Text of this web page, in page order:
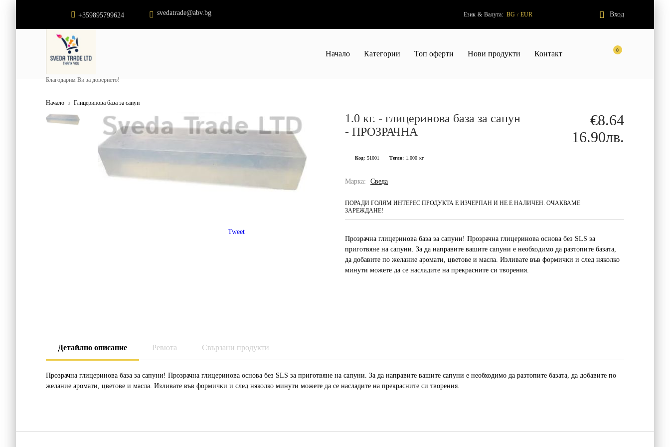
+359895799624 svedatrade@abv.bg Език & Валута: BG / EUR Вход
Благодарим Ви за доверието!
0
Начало Категории Топ оферти Нови продукти Контакт
Начало Глицеринова база за сапун
Tweet
1.0 кг. - глицеринова база за сапун
- ПРОЗРАЧНА
€8.64
16.90лв.
Код: 51001 Тегло: 1.000 кг
Марка: Сведа
ПОРАДИ ГОЛЯМ ИНТЕРЕС ПРОДУКТА Е ИЗЧЕРПАН И НЕ Е НАЛИЧЕН. ОЧАКВАМЕ
ЗАРЕЖДАНЕ!
Прозрачна глицеринова база за сапуни! Прозрачна глицеринова основа без SLS за
приготвяне на сапуни. За да направите вашите сапуни е необходимо да разтопите базата,
да добавите по желание аромати, цветове и масла. Изливате във формички и след няколко
минути можете да се насладите на прекрасните си творения.
Детайлно описание Ревюта Свързани продукти
Прозрачна глицеринова база за сапуни! Прозрачна глицеринова основа без SLS за приготвяне на сапуни. За да направите вашите сапуни е необходимо да разтопите базата, да добавите по
желание аромати, цветове и масла. Изливате във формички и след няколко минути можете да се насладите на прекрасните си творения.